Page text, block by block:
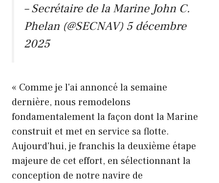
– Secrétaire de la Marine John C.
Phelan (@SECNAV)5 décembre
2025
« Comme je l'ai annoncé la semaine
dernière, nous remodelons
fondamentalement la façon dont la Marine
construit et met en service sa flotte.
Aujourd'hui, je franchis la deuxième étape
majeure de cet effort, en sélectionnant la
conception de notre navire de